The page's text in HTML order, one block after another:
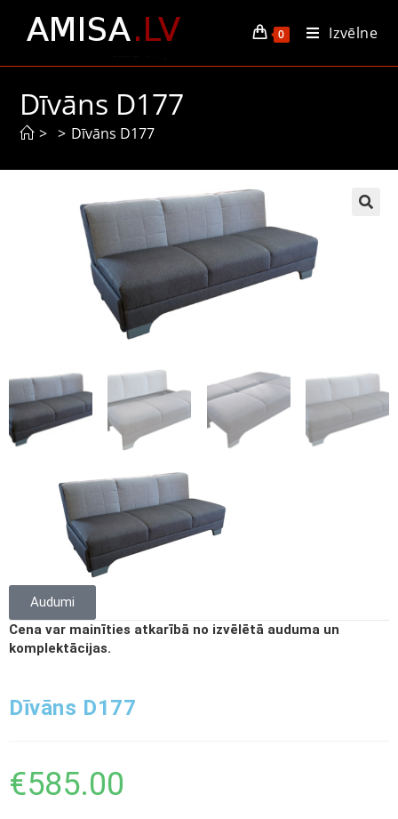
0 Izvēlne
Dīvāns D177
> > Dīvāns D177
Audumi
Cena var mainīties atkarībā no izvēlētā auduma un
komplektācijas.
Dīvāns D177
€585.00